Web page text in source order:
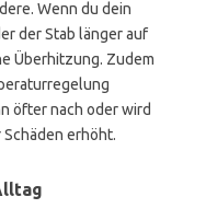
Wenn du dein
der Stab länger auf
Überhitzung. Zudem
öfter nach oder wird
erhöht.